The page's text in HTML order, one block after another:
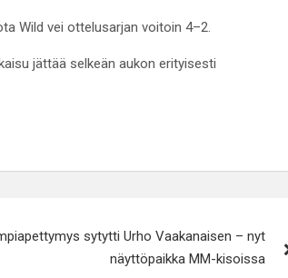
Wild vei ottelusarjan voitoin 4–2.
jättää selkeän aukon erityisesti
sytytti Urho Vaakanaisen – nyt
näyttöpaikka MM-kisoissa